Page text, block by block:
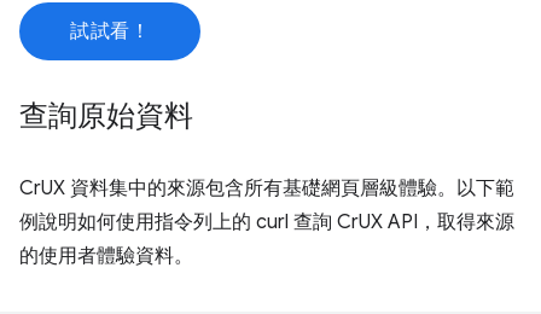
試試看！
查詢原始資料
CrUX 資料集中的來源包含所有基礎網頁層級體驗。以下範
例說明如何使用指令列上的 curl 查詢 CrUX API，取得來源
的使用者體驗資料。